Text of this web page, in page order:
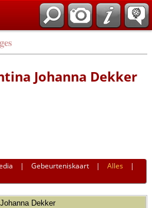
Johanna Dekker
|Gebeurteniskaart |Alles |
Dekker